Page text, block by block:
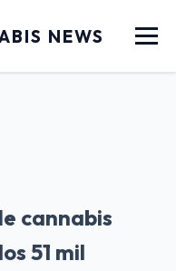
NEWS Menu
cannabis
51 mil